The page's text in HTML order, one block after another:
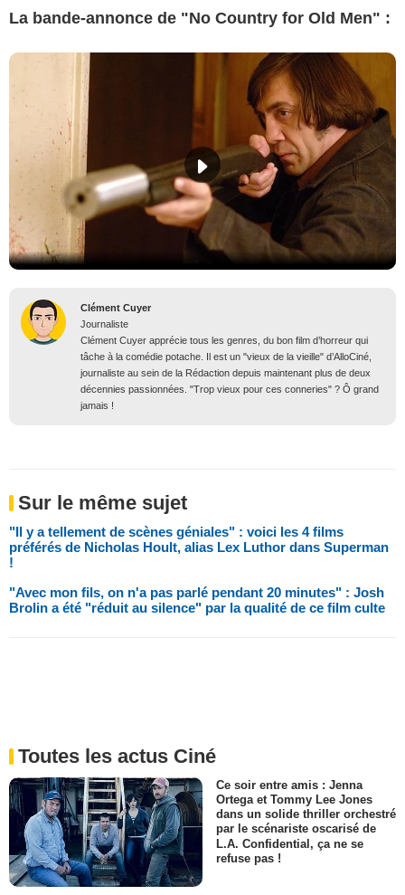
La bande-annonce de "No Country for Old Men" :
Clément Cuyer
Journaliste
Clément Cuyer apprécie tous les genres, du bon film d’horreur qui
tâche à la comédie potache. Il est un "vieux de la vieille" d’AlloCiné,
journaliste au sein de la Rédaction depuis maintenant plus de deux
décennies passionnées. "Trop vieux pour ces conneries" ? Ô grand
jamais !
Sur le même sujet
"Il y a tellement de scènes géniales" : voici les 4 films
préférés de Nicholas Hoult, alias Lex Luthor dans Superman
!
"Avec mon fils, on n'a pas parlé pendant 20 minutes" : Josh
Brolin a été "réduit au silence" par la qualité de ce film culte
Toutes les actus Ciné
Ce soir entre amis : Jenna
Ortega et Tommy Lee Jones
dans un solide thriller orchestré
par le scénariste oscarisé de
L.A. Confidential, ça ne se
refuse pas !